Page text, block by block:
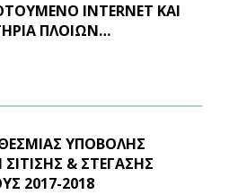
INTERNET ΚΑΙ
ΠΛΟΙΩΝ…
ΥΠΟΒΟΛΗΣ
& ΣΤΕΓΑΣΗΣ
2017-2018